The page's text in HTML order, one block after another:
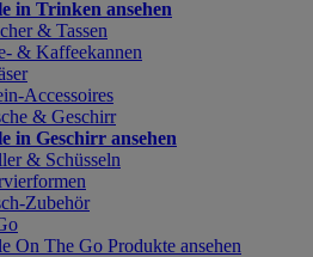
in Trinken ansehen
& Tassen
& Kaffeekannen
Accessoires
& Geschirr
in Geschirr ansehen
& Schüsseln
Zubehör
On The Go Produkte ansehen